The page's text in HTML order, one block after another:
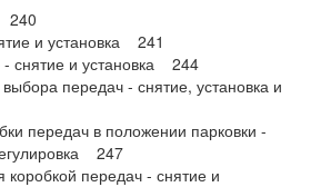
240
и установка 241
снятие и установка 244
передач - снятие, установка и
передач в положении парковки -
247
передач - снятие и